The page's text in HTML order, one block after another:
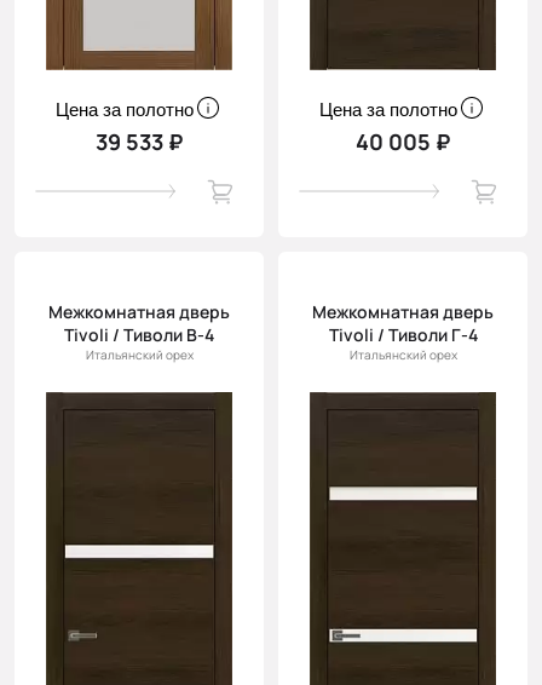
Цена за полотно
39 533 ₽
Цена за полотно
40 005 ₽
Межкомнатная дверь
Tivoli / Тиволи В-4
Итальянский орех
Межкомнатная дверь
Tivoli / Тиволи Г-4
Итальянский орех